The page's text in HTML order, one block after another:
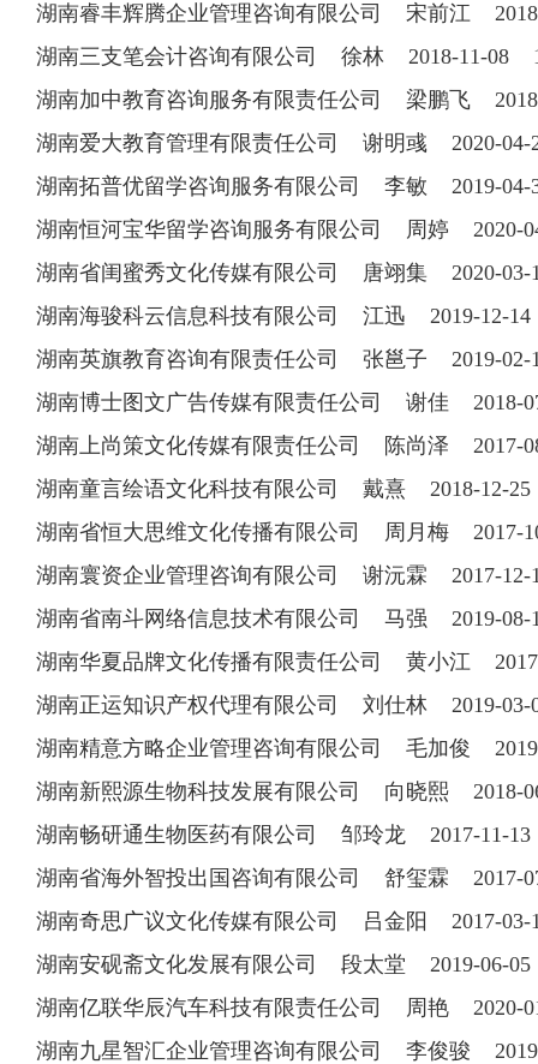
湖南睿丰辉腾企业管理咨询有限公司 宋前江
湖南三支笔会计咨询有限公司 徐林 2018-11-08
湖南加中教育咨询服务有限责任公司 梁鹏飞
湖南爱大教育管理有限责任公司 谢明彧 2020-
湖南拓普优留学咨询服务有限公司 李敏 2019-
湖南恒河宝华留学咨询服务有限公司 周婷
湖南省闺蜜秀文化传媒有限公司 唐翊集 2020-
湖南海骏科云信息科技有限公司 江迅 2019-12-
湖南英旗教育咨询有限责任公司 张邕子 2019-
湖南博士图文广告传媒有限责任公司 谢佳
湖南上尚策文化传媒有限责任公司 陈尚泽
湖南童言绘语文化科技有限公司 戴熹 2018-12-
湖南省恒大思维文化传播有限公司 周月梅
湖南寰资企业管理咨询有限公司 谢沅霖 2017-
湖南省南斗网络信息技术有限公司 马强 2019-
湖南华夏品牌文化传播有限责任公司 黄小江
湖南正运知识产权代理有限公司 刘仕林 2019-
湖南精意方略企业管理咨询有限公司 毛加俊
湖南新熙源生物科技发展有限公司 向晓熙
湖南畅研通生物医药有限公司 邹玲龙 2017-11-
湖南省海外智投出国咨询有限公司 舒玺霖
湖南奇思广议文化传媒有限公司 吕金阳 2017-
湖南安砚斋文化发展有限公司 段太堂 2019-06-
湖南亿联华辰汽车科技有限责任公司 周艳
湖南九星智汇企业管理咨询有限公司 李俊骏